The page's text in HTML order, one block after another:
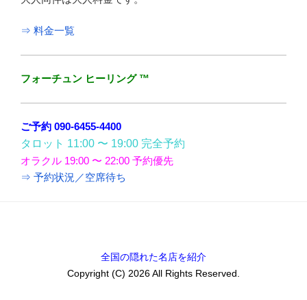
⇒ 料金一覧
フォーチュン ヒーリング ™
ご予約 090-6455-4400
タロット 11:00 〜 19:00 完全予約
オラクル 19:00 〜 22:00 予約優先
⇒ 予約状況／空席待ち
全国の隠れた名店を紹介
Copyright (C) 2026 All Rights Reserved.